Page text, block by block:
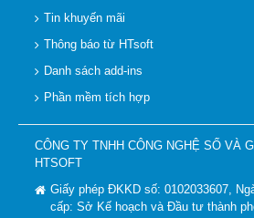
Tin khuyến mãi
Thông báo từ HTsoft
Danh sách add-ins
Phần mềm tích hợp
CÔNG TY TNHH CÔNG NGHỆ SỐ VÀ
HTSOFT
Giấy phép ĐKKD số: 0102033607,
cấp: Sở Kế hoạch và Đầu tư thành